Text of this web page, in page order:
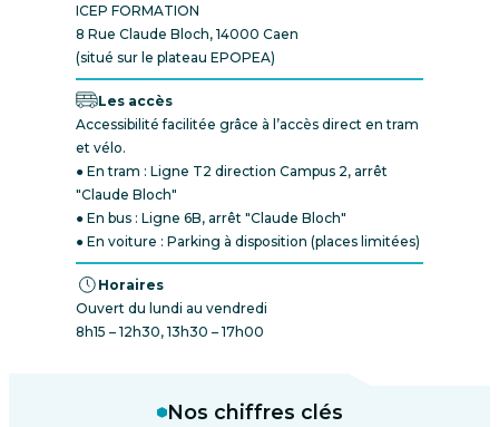
ICEP FORMATION
8 Rue Claude Bloch, 14000 Caen
(situé sur le plateau EPOPEA)
Les accès
Accessibilité facilitée grâce à l’accès direct en tram
et vélo.
● En tram : Ligne T2 direction Campus 2, arrêt
"Claude Bloch"
● En bus : Ligne 6B, arrêt "Claude Bloch"
● En voiture : Parking à disposition (places limitées)
Horaires
Ouvert du lundi au vendredi
8h15 – 12h30, 13h30 – 17h00
Nos chiffres clés